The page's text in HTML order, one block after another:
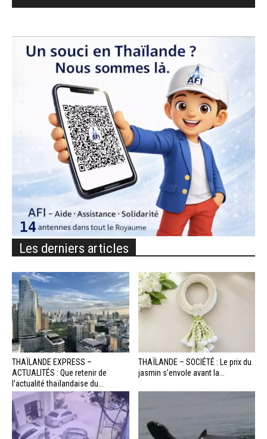
Les derniers articles
THAÏLANDE EXPRESS –
ACTUALITÉS : Que retenir de
l’actualité thaïlandaise du...
THAÏLANDE – SOCIÉTÉ : Le prix du
jasmin s’envole avant la...